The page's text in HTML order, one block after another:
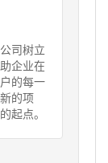
司树立
企业在
的每一
的项
起点。